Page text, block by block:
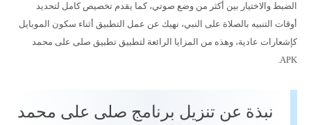
الضبط والاختيار بين أكثر من وضع صوتي، كما يقدم تخصيص كامل لتحديد
أوقات التنبيه بالصلاة على النبي، نهيك عن عمل التطبيق أثناء سكون الموبايل
كإشعارات عادية، وهذه من المزايا الرائعة لتطبيق تطبيق صلى على محمد
APK.
نبذة عن تنزيل برنامج صلى على محمد